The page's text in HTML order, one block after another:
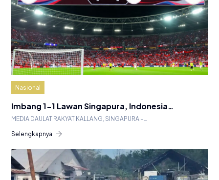
Nasional
Imbang 1-1 Lawan Singapura, Indonesia…
MEDIA DAULAT RAKYAT KALLANG, SINGAPURA –…
Selengkapnya